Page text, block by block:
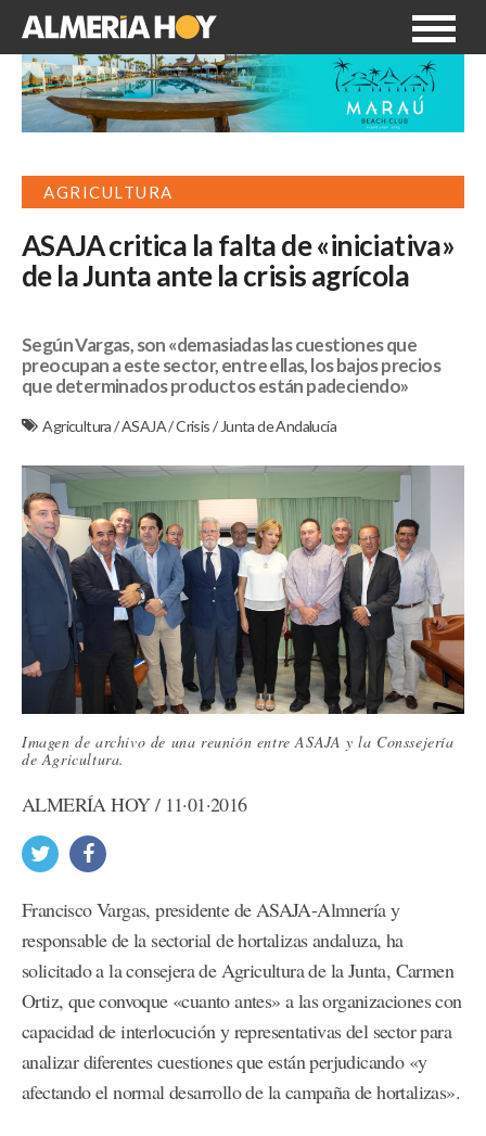
AGRICULTURA
ASAJA critica la falta de «iniciativa»
de la Junta ante la crisis agrícola
Según Vargas, son «demasiadas las cuestiones que
preocupan a este sector, entre ellas, los bajos precios
que determinados productos están padeciendo»
Agricultura/ASAJA/Crisis/ Junta de Andalucía
Imagen de archivo de una reunión entre ASAJA y la Conssejería
de Agricultura.
ALMERÍA HOY / 11·01·2016
Francisco Vargas, presidente de ASAJA-Almnería y
responsable de la sectorial de hortalizas andaluza, ha
solicitado a la consejera de Agricultura de la Junta, Carmen
Ortiz, que convoque «cuanto antes» a las organizaciones con
capacidad de interlocución y representativas del sector para
analizar diferentes cuestiones que están perjudicando «y
afectando el normal desarrollo de la campaña de hortalizas».